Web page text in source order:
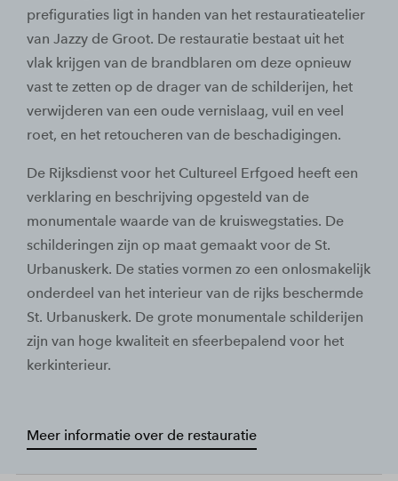
prefiguraties ligt in handen van het restauratieatelier
van Jazzy de Groot. De restauratie bestaat uit het
vlak krijgen van de brandblaren om deze opnieuw
vast te zetten op de drager van de schilderijen, het
verwijderen van een oude vernislaag, vuil en veel
roet, en het retoucheren van de beschadigingen.
De Rijksdienst voor het Cultureel Erfgoed heeft een
verklaring en beschrijving opgesteld van de
monumentale waarde van de kruiswegstaties. De
schilderingen zijn op maat gemaakt voor de St.
Urbanuskerk. De staties vormen zo een onlosmakelijk
onderdeel van het interieur van de rijks beschermde
St. Urbanuskerk. De grote monumentale schilderijen
zijn van hoge kwaliteit en sfeerbepalend voor het
kerkinterieur.
Meer informatie over de restauratie